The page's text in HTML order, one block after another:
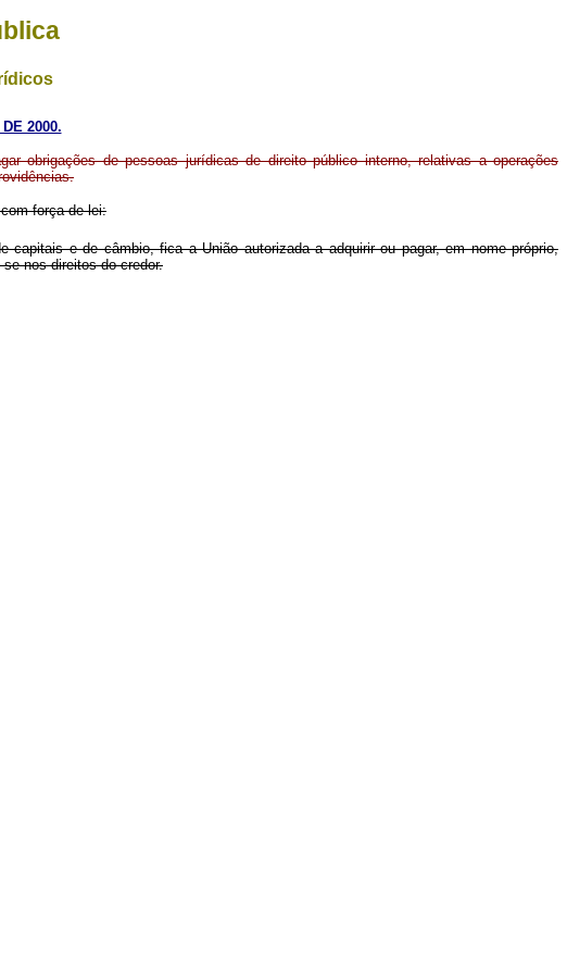
2000.
obrigações de pessoas jurídicas de direito público interno, relativas a operações
força de lei:
e de câmbio, fica a União autorizada a adquirir ou pagar, em nome próprio,
nos direitos do credor.